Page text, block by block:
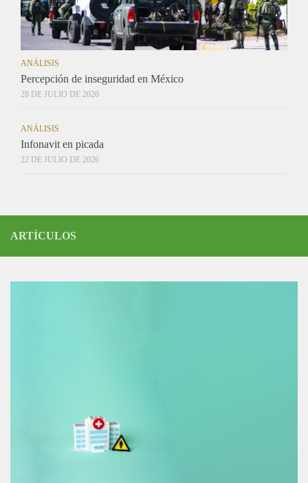
ANÁLISIS
Percepción de inseguridad en México
28 DE JULIO DE 2026
ANÁLISIS
Infonavit en picada
22 DE JULIO DE 2026
ARTÍCULOS